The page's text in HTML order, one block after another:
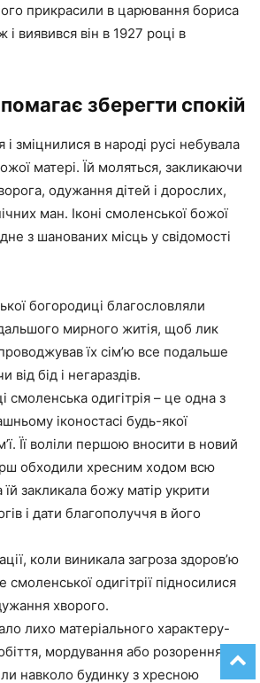
прикрасили в царювання бориса
виявився він в 1927 році в
зберегти спокій
і зміцнилися в народі русі небувала
матері. Їй моляться, закликаючи
одужання дітей і дорослих,
ман. Іконі смоленської божої
з шанованих місць у свідомості
богородиці благословляли
мирного житія, щоб лик
їх сім’ю все подальше
від бід і негараздів.
смоленська одигітрія – це одна з
іконостасі будь-якої
Її воліли першою вносити в новий
обходили хресним ходом всю
закликала божу матір укрити
і дати благополуччя в його
коли виникала загроза здоров’ю
смоленської одигітрії підносилися
хворого.
лихо матеріального характеру-
мордування або розорення, то
навколо будинку з хресною